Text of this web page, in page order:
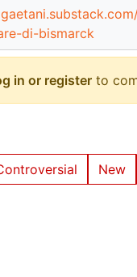
di-bismarck
in or register to
New